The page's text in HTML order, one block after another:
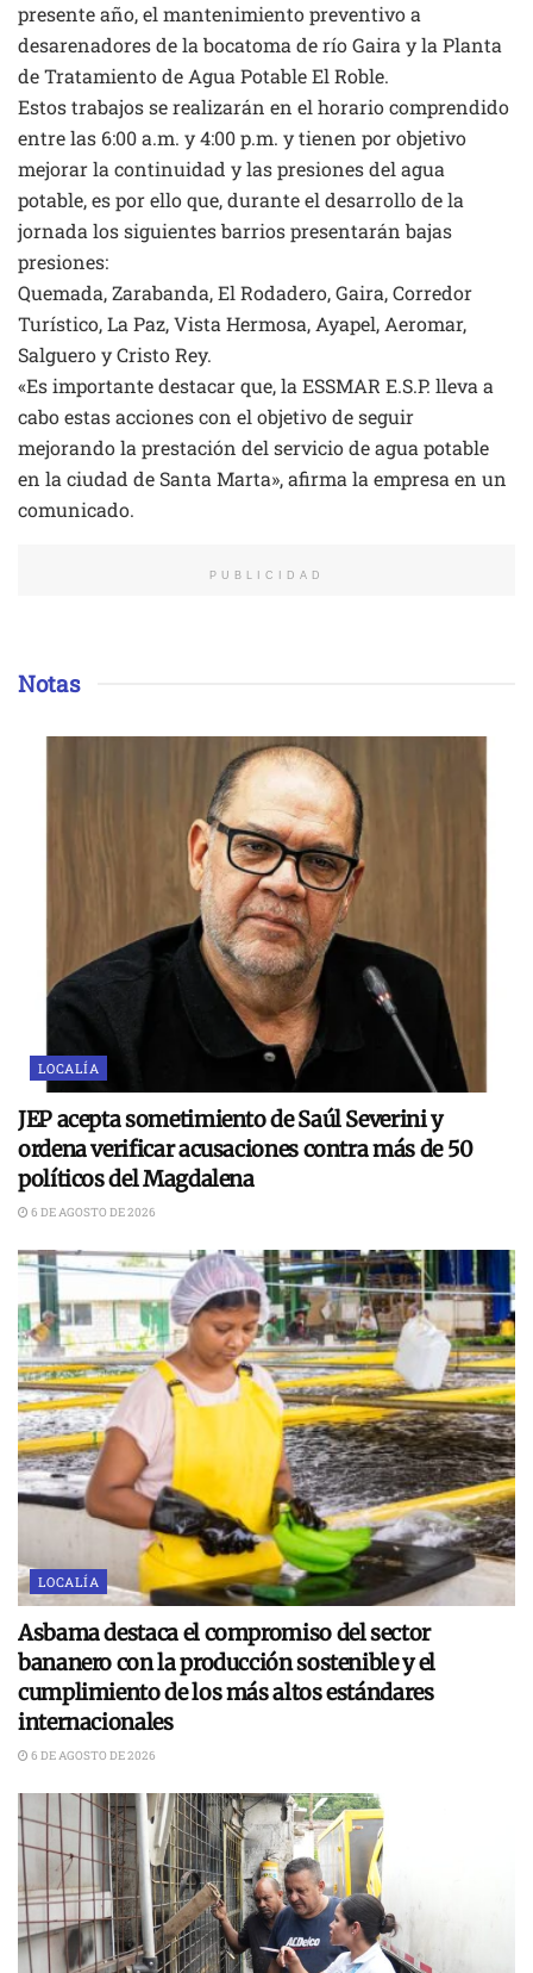
presente año, el mantenimiento preventivo a
desarenadores de la bocatoma de río Gaira y la Planta
de Tratamiento de Agua Potable El Roble.
Estos trabajos se realizarán en el horario comprendido
entre las 6:00 a.m. y 4:00 p.m. y tienen por objetivo
mejorar la continuidad y las presiones del agua
potable, es por ello que, durante el desarrollo de la
jornada los siguientes barrios presentarán bajas
presiones:
Quemada, Zarabanda, El Rodadero, Gaira, Corredor
Turístico, La Paz, Vista Hermosa, Ayapel, Aeromar,
Salguero y Cristo Rey.
«Es importante destacar que, la ESSMAR E.S.P. lleva a
cabo estas acciones con el objetivo de seguir
mejorando la prestación del servicio de agua potable
en la ciudad de Santa Marta», afirma la empresa en un
comunicado.
PUBLICIDAD
Notas
LOCALÍA
JEP acepta sometimiento de Saúl Severini y
ordena verificar acusaciones contra más de 50
políticos del Magdalena
6 DE AGOSTO DE 2026
LOCALÍA
Asbama destaca el compromiso del sector
bananero con la producción sostenible y el
cumplimiento de los más altos estándares
internacionales
6 DE AGOSTO DE 2026